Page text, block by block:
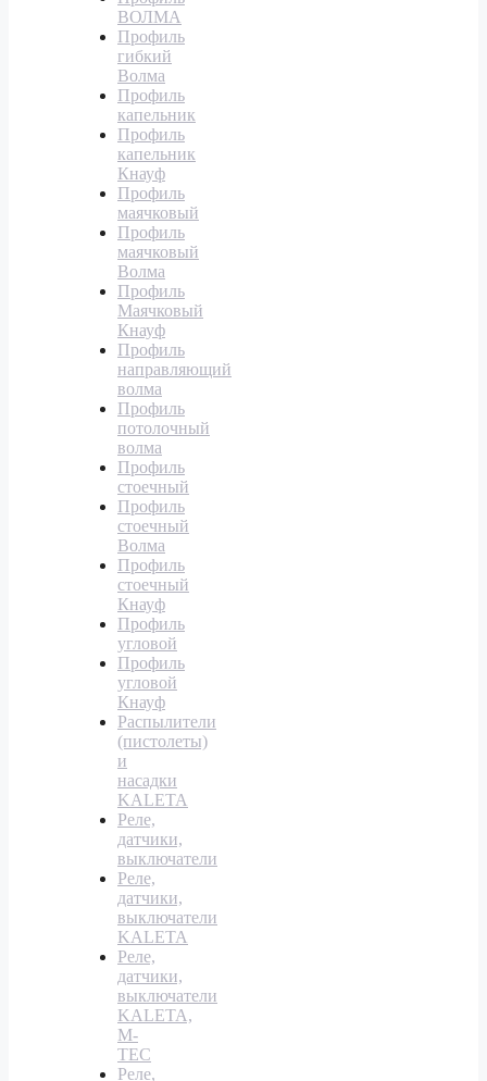
ВОЛМА
Профиль
гибкий
Волма
Профиль
капельник
Профиль
капельник
Кнауф
Профиль
маячковый
Профиль
маячковый
Волма
Профиль
Маячковый
Кнауф
Профиль
направляющий
волма
Профиль
потолочный
волма
Профиль
стоечный
Профиль
стоечный
Волма
Профиль
стоечный
Кнауф
Профиль
угловой
Профиль
угловой
Кнауф
Распылители
(пистолеты)
и
насадки
KALETA
Реле,
датчики,
выключатели
Реле,
датчики,
выключатели
KALETA
Реле,
датчики,
выключатели
KALETA,
M-
TEC
Реле,